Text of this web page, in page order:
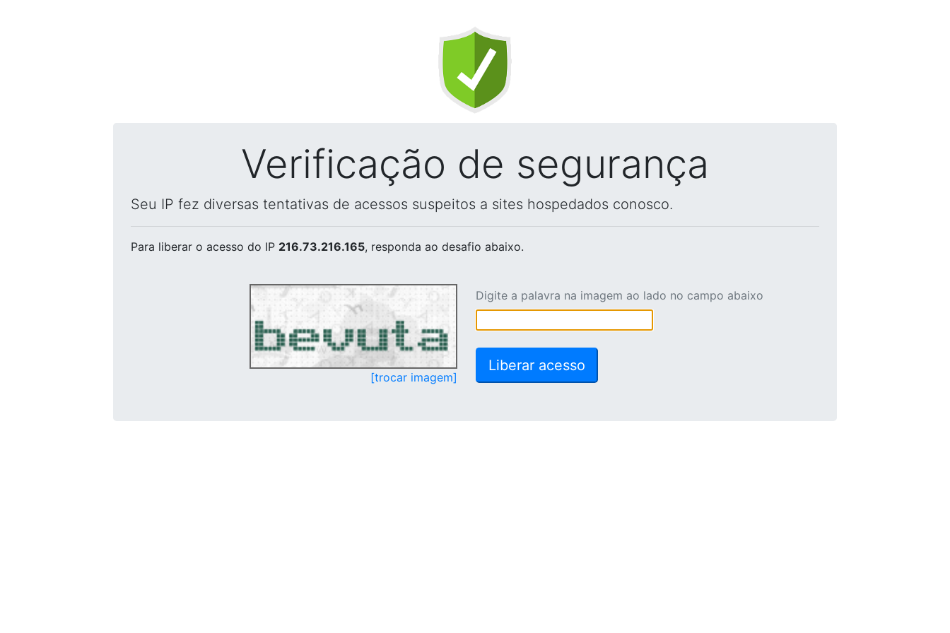
Verificação de segurança
Seu IP fez diversas tentativas de acessos suspeitos a sites hospedados conosco.
Para liberar o acesso do IP 216.73.216.165, responda ao desafio abaixo.
[trocar imagem]
Digite a palavra na imagem ao lado no campo abaixo